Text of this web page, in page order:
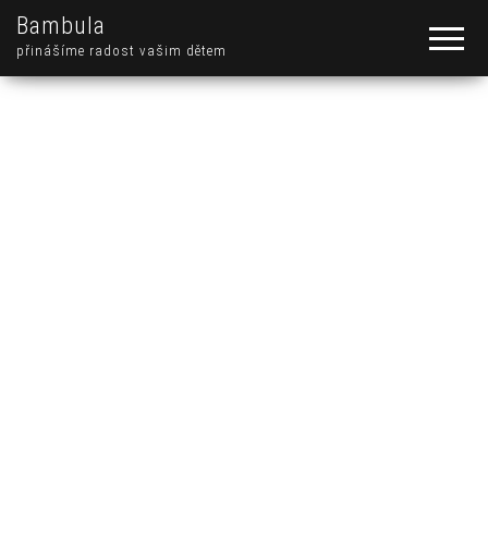
Bambula
přinášíme radost vašim dětem